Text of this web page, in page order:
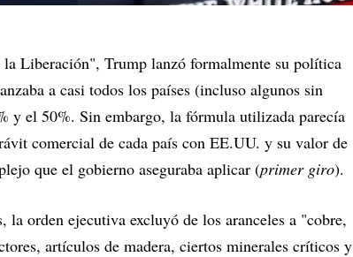
Liberación", Trump lanzó formalmente su política
a casi todos los países (incluso algunos sin
y el 50%. Sin embargo, la fórmula utilizada parecía
comercial de cada país con EE.UU. y su valor de
que el gobierno aseguraba aplicar (primer giro).
la orden ejecutiva excluyó de los aranceles a "cobre,
artículos de madera, ciertos minerales críticos y